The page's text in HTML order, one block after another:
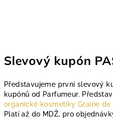
Slevový kupón
Představujeme první slevový
kupónů od Parfumeur.
organické kosmetiky Graine
Platí až do MDŽ, pro